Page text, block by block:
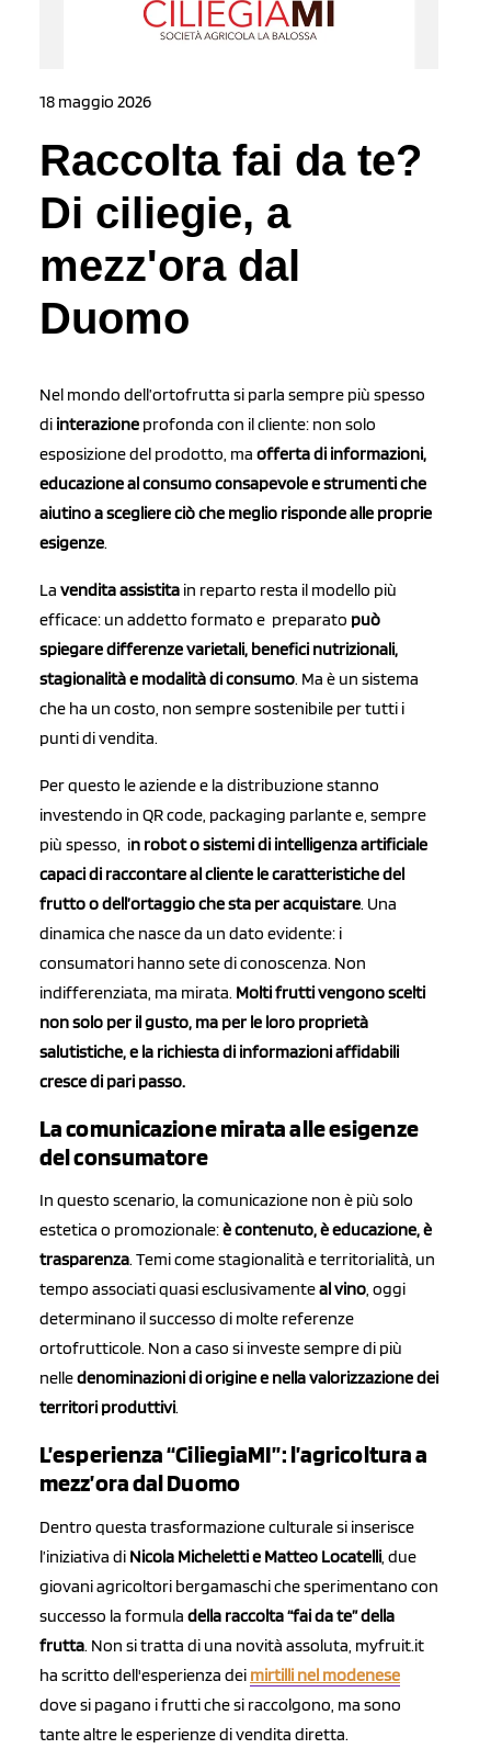
18 maggio 2026
Raccolta fai da te?
Di ciliegie, a
mezz'ora dal
Duomo
Nel mondo dell’ortofrutta si parla sempre più spesso
di interazione profonda con il cliente: non solo
esposizione del prodotto, ma offerta di informazioni,
educazione al consumo consapevole e strumenti che
aiutino a scegliere ciò che meglio risponde alle proprie
esigenze.
La vendita assistita in reparto resta il modello più
efficace: un addetto formato e preparato può
spiegare differenze varietali, benefici nutrizionali,
stagionalità e modalità di consumo. Ma è un sistema
che ha un costo, non sempre sostenibile per tutti i
punti di vendita.
Per questo le aziende e la distribuzione stanno
investendo in QR code, packaging parlante e, sempre
più spesso, in robot o sistemi di intelligenza artificiale
capaci di raccontare al cliente le caratteristiche del
frutto o dell’ortaggio che sta per acquistare. Una
dinamica che nasce da un dato evidente: i
consumatori hanno sete di conoscenza. Non
indifferenziata, ma mirata. Molti frutti vengono scelti
non solo per il gusto, ma per le loro proprietà
salutistiche, e la richiesta di informazioni affidabili
cresce di pari passo.
La comunicazione mirata alle esigenze
del consumatore
In questo scenario, la comunicazione non è più solo
estetica o promozionale:è contenuto, è educazione, è
trasparenza. Temi come stagionalità e territorialità, un
tempo associati quasi esclusivamenteal vino, oggi
determinano il successo di molte referenze
ortofrutticole. Non a caso si investe sempre di più
nelledenominazioni di origine e nella valorizzazione dei
territori produttivi.
L’esperienza “CiliegiaMI”: l’agricoltura a
mezz’ora dal Duomo
Dentro questa trasformazione culturale si inserisce
l’iniziativa di Nicola Micheletti e Matteo Locatelli, due
giovani agricoltori bergamaschi che sperimentano con
successo la formula della raccolta “fai da te” della
frutta. Non si tratta di una novità assoluta, myfruit.it
ha scritto dell'esperienza dei mirtilli nel modenese
dove si pagano i frutti che si raccolgono, ma sono
tante altre le esperienze di vendita diretta.